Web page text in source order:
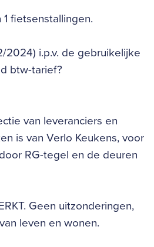
fietsenstallingen.
2024) i.p.v. de gebruikelijke
btw-tarief?
van leveranciers en
is van Verlo Keukens, voor
RG-tegel en de deuren
Geen uitzonderingen,
leven en wonen.